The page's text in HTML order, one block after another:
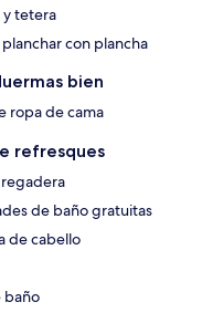
y tetera
con plancha
bien
ropa de cama
refresques
de baño gratuitas
de cabello
baño